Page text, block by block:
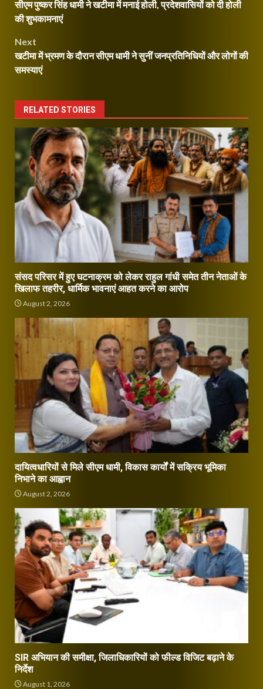
navigation
सीएम पुष्कर सिंह धामी ने खटीमा में मनाई होली, प्रदेशवासियों को दी होली
की शुभकामनाएं
Next
खटीमा में भ्रमण के दौरान सीएम धामी ने सुनीं जनप्रतिनिधियों और लोगों की
समस्याएं
RELATED STORIES
संसद परिसर में हुए घटनाक्रम को लेकर राहुल गांधी समेत तीन नेताओं के
खिलाफ तहरीर, धार्मिक भावनाएं आहत करने का आरोप
August 2, 2026
दायित्वधारियों से मिले सीएम धामी, विकास कार्यों में सक्रिय भूमिका
निभाने का आह्वान
August 2, 2026
SIR अभियान की समीक्षा, जिलाधिकारियों को फील्ड विजिट बढ़ाने के
निर्देश
August 1, 2026